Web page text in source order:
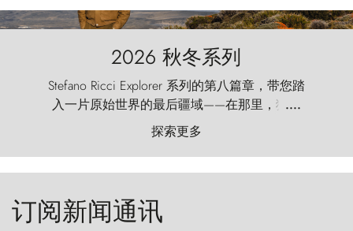
2026 秋冬系列
Stefano Ricci Explorer 系列的第八篇章，带您踏
入一片原始世界的最后疆域——在那里，狂风
以远古的怒号雕琢着自然，而百内塔（Torres
del Paine）则宛如石砌的哨兵，傲然向苍穹发
起挑战。
....
探索更多
订阅新闻通讯